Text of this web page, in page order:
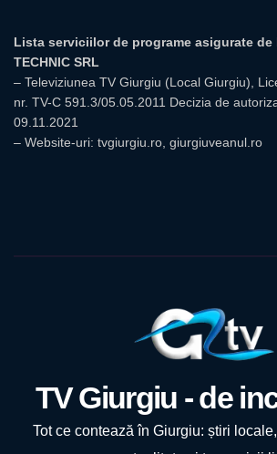
Lista serviciilor de programe asigurate de
TECHNIC SRL
– Televiziunea TV Giurgiu (Local Giurgiu),
nr. TV-C 591.3/05.05.2011 Decizia de
09.11.2021
– Website-uri: tvgiurgiu.ro, giurgiuveanul.ro
TV Giurgiu - de
Tot ce contează în Giurgiu: știri